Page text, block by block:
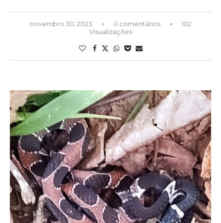
novembro 30, 2023 0 comentários
102
Visualizações